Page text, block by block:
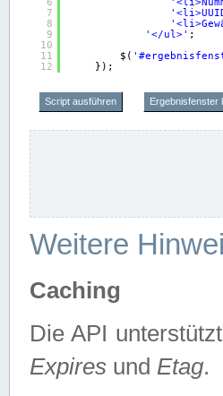
7
8
9
10
11
12
'</ul>' ;
$(
});
Script ausführen Ergebnisfenster
Weitere
Caching
Die API
Expires und Etag.